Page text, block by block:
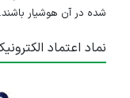
شده در آن هوشیار باشند.
نماد اعتماد